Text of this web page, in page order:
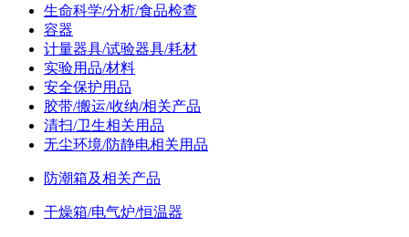
生命科学/分析/食品检查
容器
计量器具/试验器具/耗材
实验用品/材料
安全保护用品
胶带/搬运/收纳/相关产品
清扫/卫生相关用品
无尘环境/防静电相关用品
防潮箱及相关产品
干燥箱/电气炉/恒温器